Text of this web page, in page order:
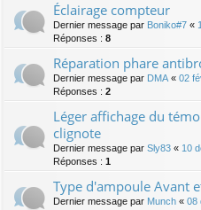
Éclairage compteur
Dernier message par Boniko#7 «
Réponses : 8
Réparation phare
Dernier message par DMA « 02
Réponses : 2
Léger affichage du
clignote
Dernier message par Sly83 « 10
Réponses : 1
Type d'ampoule Avant
Dernier message par Munch « 08